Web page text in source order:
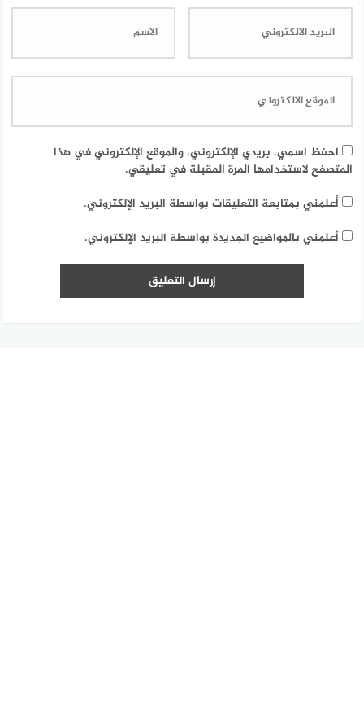
احفظ اسمي، بريدي الإلكتروني، والموقع الإلكتروني في هذا
المتصفح لاستخدامها المرة المقبلة في تعليقي.
أعلمني بمتابعة التعليقات بواسطة البريد الإلكتروني.
أعلمني بالمواضيع الجديدة بواسطة البريد الإلكتروني.